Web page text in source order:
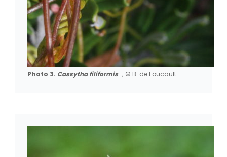
Photo 3. Cassytha filiformis ; © B. de Foucault.